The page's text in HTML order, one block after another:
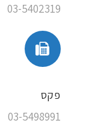
03-5402319
פקס
03-5498991